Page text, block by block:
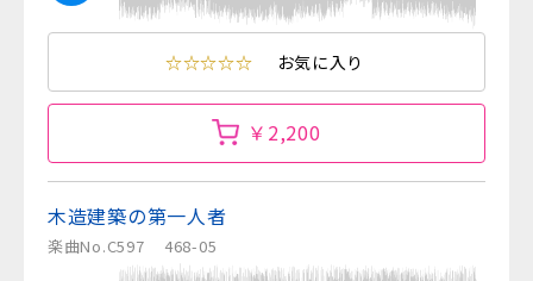
☆☆☆☆☆ お気に入り
￥2,200
木造建築の第一人者
楽曲No.C597 468-05